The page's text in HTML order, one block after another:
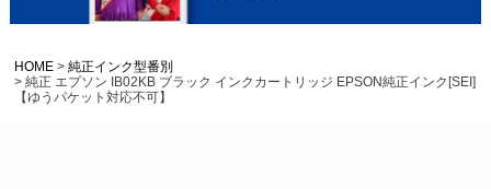
HOME
純正インク型番別
純正 エプソン IB02KB ブラック インクカートリッジ EPSON純正インク[SEI]
【ゆうパケット対応不可】